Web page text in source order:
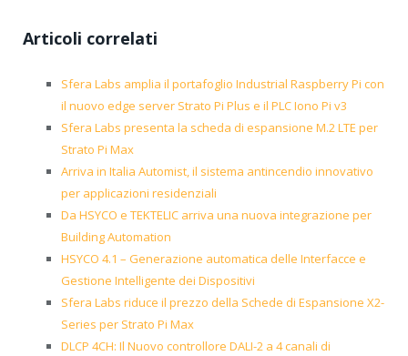
Articoli correlati
Sfera Labs amplia il portafoglio Industrial Raspberry Pi con
il nuovo edge server Strato Pi Plus e il PLC Iono Pi v3
Sfera Labs presenta la scheda di espansione M.2 LTE per
Strato Pi Max
Arriva in Italia Automist, il sistema antincendio innovativo
per applicazioni residenziali
Da HSYCO e TEKTELIC arriva una nuova integrazione per
Building Automation
HSYCO 4.1 – Generazione automatica delle Interfacce e
Gestione Intelligente dei Dispositivi
Sfera Labs riduce il prezzo della Schede di Espansione X2-
Series per Strato Pi Max
DLCP 4CH: Il Nuovo controllore DALI-2 a 4 canali di